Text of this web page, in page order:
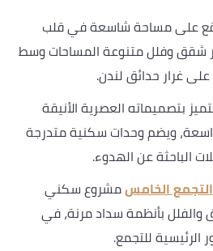
على مساحة شاسعة في قلب
شقق وفلل متنوعة المساحات وسط
غرار حدائق لندن.
بتصميماته العصرية الأنيقة
ويضم وحدات سكنية متدرجة
الباحثة عن الهدوء.
الخامسمشروع سكني
بأنظمة سداد مرنة، في
للتجمع.